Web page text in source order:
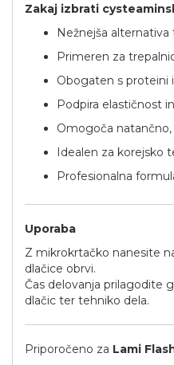
Zakaj izbrati
Nežnejša
Primeren za
Obogaten s proteini
Podpira elastičnost
Omogoča
Idealen za korejsko
Profesionalna
Uporaba
Z mikrokrtačko nanesite
dlačice obrvi.
Čas delovanja prilagodite
dlačic ter tehniko dela.
Priporočeno za Lami